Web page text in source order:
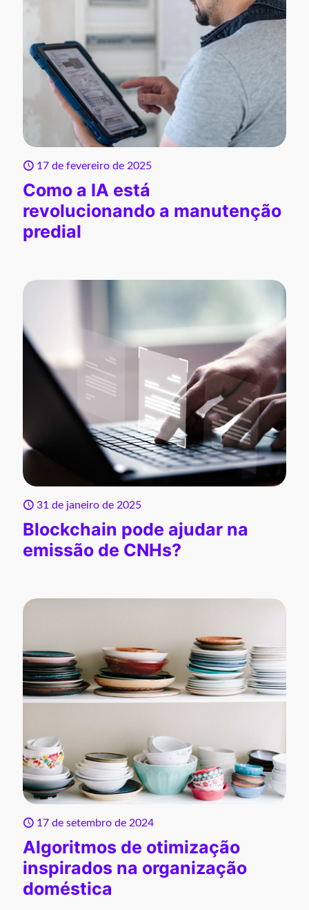
17 de fevereiro de 2025
Como a IA está
revolucionando a manutenção
predial
31 de janeiro de 2025
Blockchain pode ajudar na
emissão de CNHs?
17 de setembro de 2024
Algoritmos de otimização
inspirados na organização
doméstica